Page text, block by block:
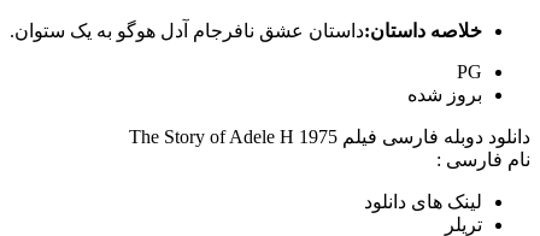
خلاصه داستان:داستان عشق نافرجام آدل هوگو به یک ستوان.
PG
بروز‌ شده
دانلود دوبله فارسی فیلم The Story of Adele H 1975
نام فارسی :
لینک های دانلود
تریلر